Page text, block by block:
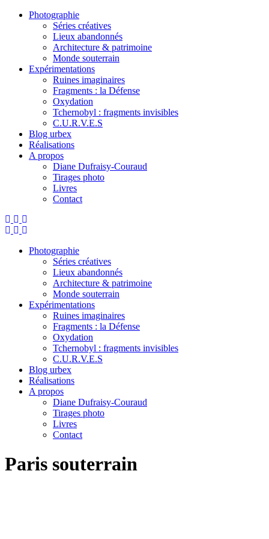
Photographie
Séries créatives
Lieux abandonnés
Architecture & patrimoine
Monde souterrain
Expérimentations
Ruines imaginaires
Fragments : la Défense
Oxydation
Tchernobyl : fragments invisibles
C.U.R.V.E.S
Blog urbex
Réalisations
A propos
Diane Dufraisy-Couraud
Tirages photo
Livres
Contact
Photographie
Séries créatives
Lieux abandonnés
Architecture & patrimoine
Monde souterrain
Expérimentations
Ruines imaginaires
Fragments : la Défense
Oxydation
Tchernobyl : fragments invisibles
C.U.R.V.E.S
Blog urbex
Réalisations
A propos
Diane Dufraisy-Couraud
Tirages photo
Livres
Contact
Paris souterrain